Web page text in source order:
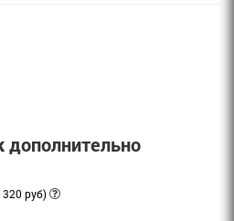
дополнительно
320 руб)